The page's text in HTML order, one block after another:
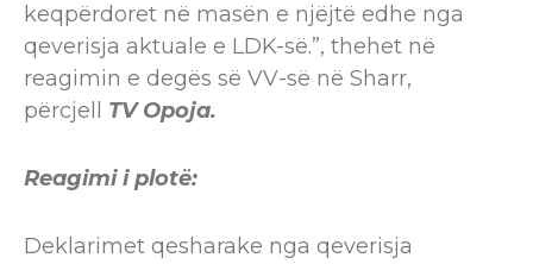
keqpërdoret në masën e njëjtë edhe nga
qeverisja aktuale e LDK-së.”, thehet në
reagimin e degës së VV-së në Sharr,
përcjell TV Opoja.
Reagimi i plotë:
Deklarimet qesharake nga qeverisja